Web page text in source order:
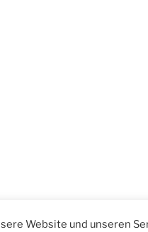
Website und unseren